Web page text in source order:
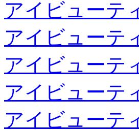
アイビューテ
アイビューテ
アイビューテ
アイビューテ
アイビューテ